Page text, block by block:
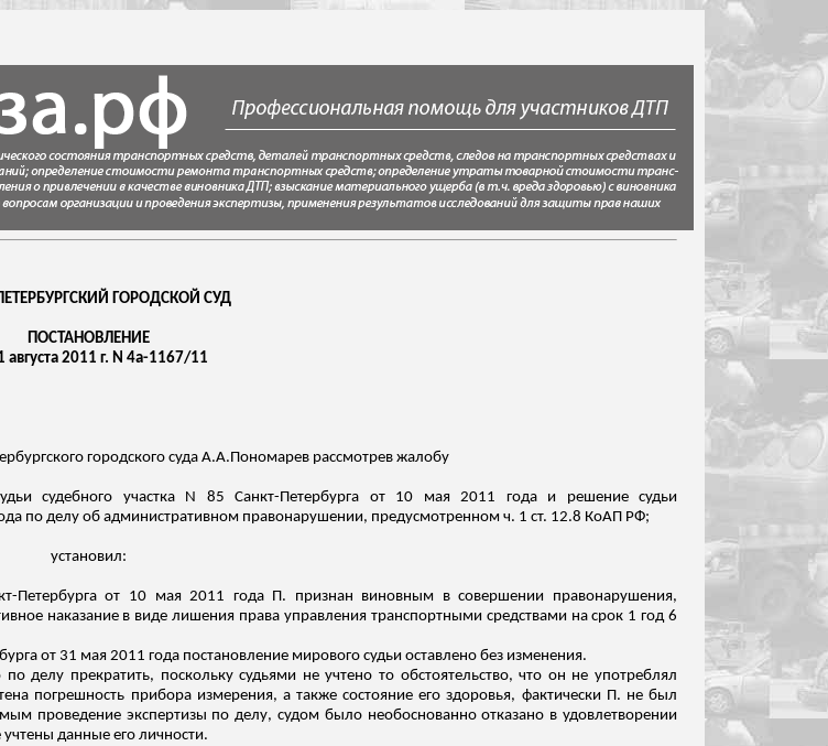
ГОРОДСКОЙ СУД
ПОСТАНОВЛЕНИЕ
августа 2011 г. N 4а-1167/11
городского суда А.А.Пономарев рассмотрев жалобу
судебного участка N 85 Санкт-Петербурга от 10 мая 2011 года и решение судьи
по делу об административном правонарушении, предусмотренном ч. 1 ст. 12.8 КоАП РФ;
установил:
Петербурга от 10 мая 2011 года П. признан виновным в совершении правонарушения,
наказание в виде лишения права управления транспортными средствами на срок 1 год 6
от 31 мая 2011 года постановление мирового судьи оставлено без изменения.
делу прекратить, поскольку судьями не учтено то обстоятельство, что он не употреблял
погрешность прибора измерения, а также состояние его здоровья, фактически П. не был
проведение экспертизы по делу, судом было необоснованно отказано в удовлетворении
данные его личности.